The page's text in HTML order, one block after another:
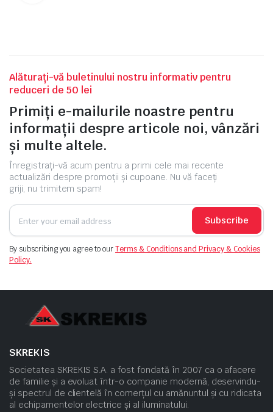
Alăturați-vă buletinului nostru informativ pentru
reduceri de 50 lei
Primiți e-mailurile noastre pentru
informații despre articole noi, vânzări
și multe altele.
Înregistrați-vă acum pentru a primi cele mai recente
actualizări despre promoții și cupoane. Nu vă faceți
griji, nu trimitem spam!
Subscribe
By subscribing you agree to ourTerms & Conditions and Privacy & Cookies
Policy.
SKREKIS
Societatea SKREKIS S.A. a fost fondată în 2007 ca o afacere
de familie și a evoluat într-o companie modernă, deservindu-
și spectrul de clientelă în comerțul cu amănuntul și cu ridicata
al echipamentelor electrice și al iluminatului.